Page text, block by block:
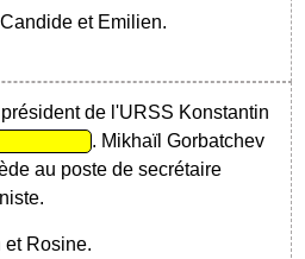
et Emilien.
président de l'URSS Konstantin
. Mikhaïl Gorbatchev
au poste de secrétaire
et Rosine.